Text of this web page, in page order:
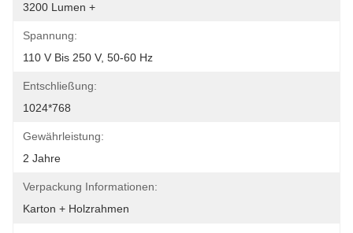
3200 Lumen +
Spannung:
110 V Bis 250 V, 50-60 Hz
Entschließung:
1024*768
Gewährleistung:
2 Jahre
Verpackung Informationen:
Karton + Holzrahmen